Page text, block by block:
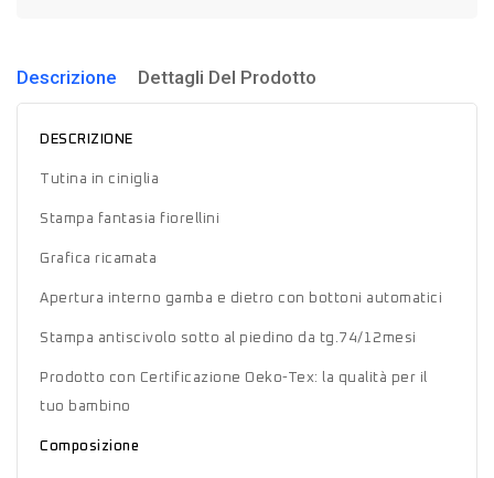
Descrizione Dettagli Del Prodotto
DESCRIZIONE
Tutina in ciniglia
Stampa fantasia fiorellini
Grafica ricamata
Apertura interno gamba e dietro con bottoni automatici
Stampa antiscivolo sotto al piedino da tg.74/12mesi
Prodotto con Certificazione Oeko-Tex: la qualità per il
tuo bambino
Composizione